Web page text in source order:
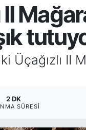
II
Üçağızlı II
2 DK
SÜRESI